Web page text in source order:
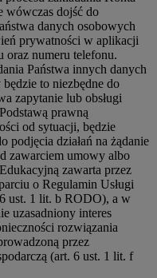
wówczas dojść do
danych osobowych
prywatności w aplikacji
numeru telefonu.
Państwa innych danych
to niezbędne do
zapytanie lub obsługi
prawną
od sytuacji, będzie
podjęcia działań na żądanie
zawarciem umowy albo
zawarta przez
o Regulamin Usługi
ust. 1 lit. b RODO), a w
uzasadniony interes
rozwiązania
przez
(art. 6 ust. 1 lit. f